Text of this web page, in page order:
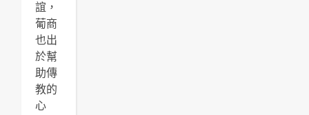
誼，
葡商
也出
於幫
助傳
教的
心